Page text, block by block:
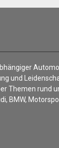
und
Themen rund
BMW,